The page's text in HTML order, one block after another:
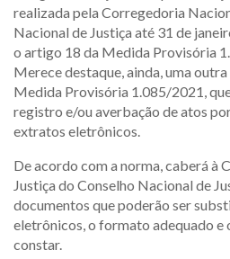
realizada pela Corregedoria
Nacional de Justiça até 31 de
o artigo 18 da Medida Provisória
Merece destaque, ainda, uma
Medida Provisória 1.085/2021,
registro e/ou averbação de atos
extratos eletrônicos.
De acordo com a norma, caberá à
Justiça do Conselho Nacional de
documentos que poderão ser
eletrônicos, o formato adequado e
constar.